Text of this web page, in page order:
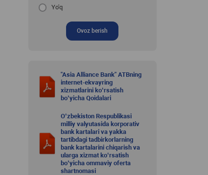
Yo'q
Ovoz berish
"Asia Alliance Bank" ATBning
internet-ekvayring
xizmatlarini ko‘rsatish
bo‘yicha Qoidalari
O‘zbekiston Respublikasi
milliy valyutasida korporativ
bank kartalari va yakka
tartibdagi tadbirkorlarning
bank kartalarini chiqarish va
ularga xizmat ko‘rsatish
bo‘yicha ommaviy oferta
shartnomasi